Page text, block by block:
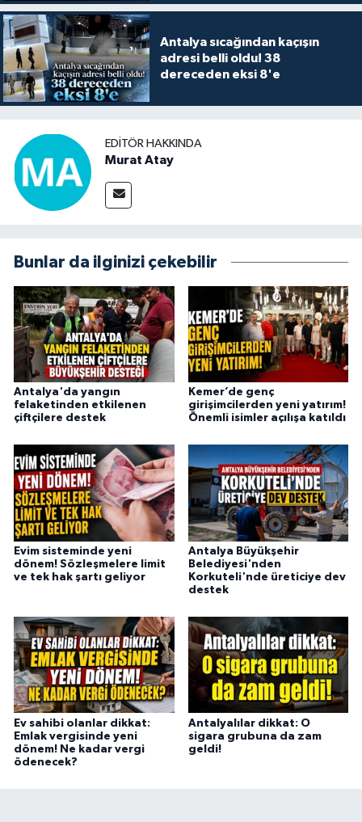
Antalya sıcağından kaçışın
adresi belli oldu! 38
dereceden eksi 8'e
EDITÖR HAKKINDA
Murat Atay
Bunlar da ilginizi çekebilir
Antalya'da yangın
felaketinden etkilenen
çiftçilere destek
Kemer’de genç
girişimcilerden yeni yatırım!
Önemli isimler açılışa katıldı
Evim sisteminde yeni
dönem! Sözleşmelere limit
ve tek hak şartı geliyor
Antalya Büyükşehir
Belediyesi'nden
Korkuteli'nde üreticiye dev
destek
Ev sahibi olanlar dikkat:
Emlak vergisinde yeni
dönem! Ne kadar vergi
ödenecek?
Antalyalılar dikkat: O
sigara grubuna da zam
geldi!